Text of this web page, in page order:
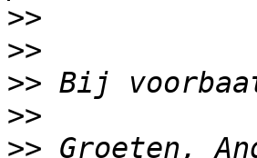
>>
>>
>>
>>
>>